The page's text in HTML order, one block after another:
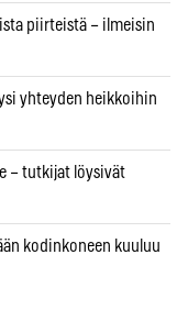
piirteistä – ilmeisin
yhteyden heikkoihin
– tutkijat löysivät
kodinkoneen kuuluu